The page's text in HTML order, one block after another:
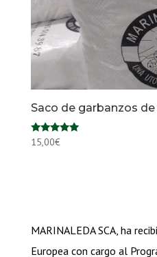
Saco de garbanzos
Valorado en
5.00
15,00€
MARINALEDA SCA, ha
Europea con cargo al